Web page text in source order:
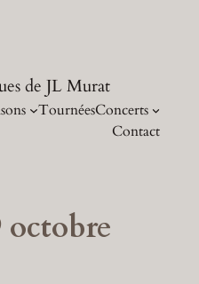
de JL Murat
TournéesConcerts
Contact
octobre